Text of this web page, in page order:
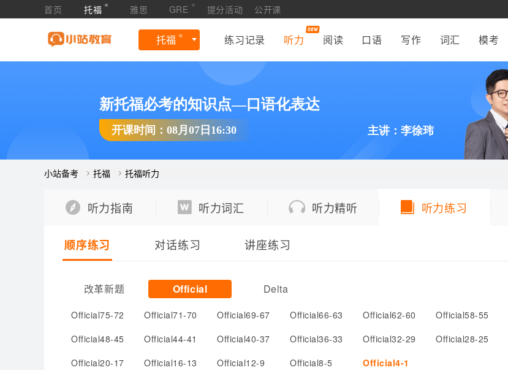
首页 托福 ® 雅思 GRE ® 提分活动 公开课
托福 ® 练习记录 听力 阅读 口语 写作 词汇 模考
新托福必考的知识点—口语化表达
开课时间：08月07日16:30 主讲：李徐玮
小站备考 托福 托福听力
听力指南 听力词汇 听力精听 听力练习
顺序练习 对话练习 讲座练习
改革新题 Official Delta
Official75-72 Official71-70 Official69-67 Official66-63 Official62-60 Official58-55
Official48-45
Official44-41 Official40-37 Official36-33 Official32-29 Official28-25
Official20-17
Official16-13 Official12-9 Official8-5 Official4-1